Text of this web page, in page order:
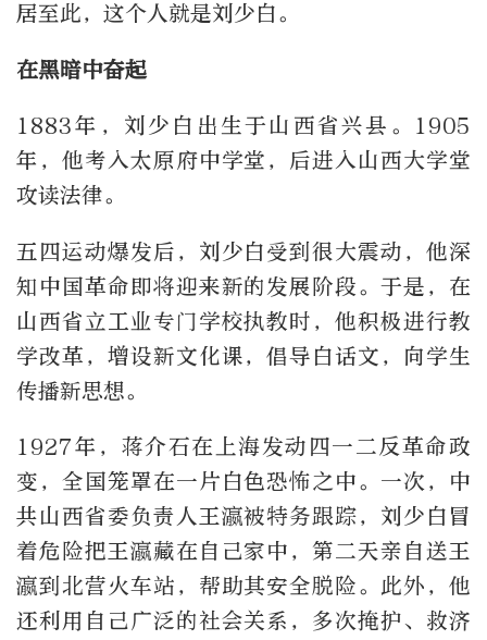
居至此，这个人就是刘少白。
在黑暗中奋起
1883年，刘少白出生于山西省兴县。1905
年，他考入太原府中学堂，后进入山西大学堂
攻读法律。
五四运动爆发后，刘少白受到很大震动，他深
知中国革命即将迎来新的发展阶段。于是，在
山西省立工业专门学校执教时，他积极进行教
学改革，增设新文化课，倡导白话文，向学生
传播新思想。
1927年，蒋介石在上海发动四一二反革命政
变，全国笼罩在一片白色恐怖之中。一次，中
共山西省委负责人王瀛被特务跟踪，刘少白冒
着危险把王瀛藏在自己家中，第二天亲自送王
瀛到北营火车站，帮助其安全脱险。此外，他
还利用自己广泛的社会关系，多次掩护、救济